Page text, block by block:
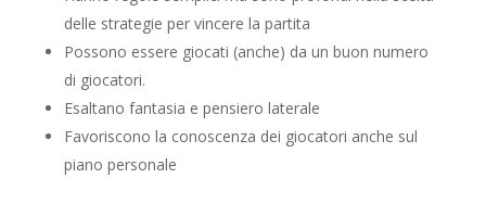
delle strategie per vincere la partita
Possono essere giocati (anche) da un buon numero
di giocatori.
Esaltano fantasia e pensiero laterale
Favoriscono la conoscenza dei giocatori anche sul
piano personale